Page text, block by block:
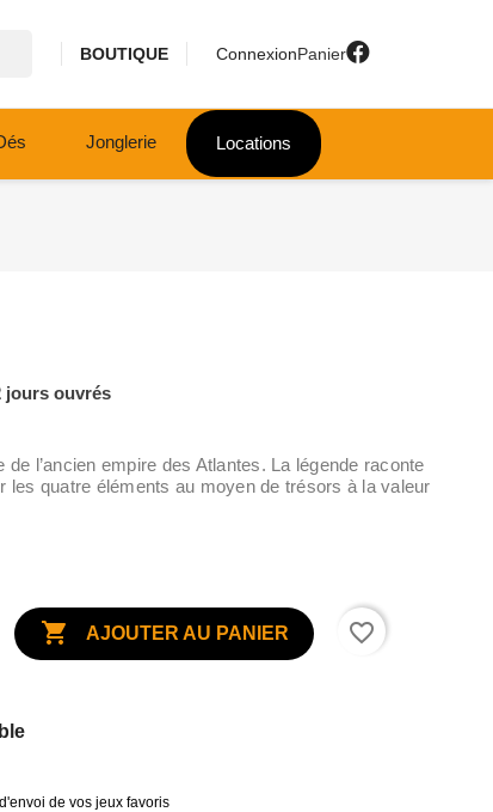
BOUTIQUE ConnexionPanier
Jonglerie Locations
jours ouvrés
l’ancien empire des Atlantes. La légende raconte
les quatre éléments au moyen de trésors à la valeur
 AJOUTER AU PANIER favorite_border
de vos jeux favoris